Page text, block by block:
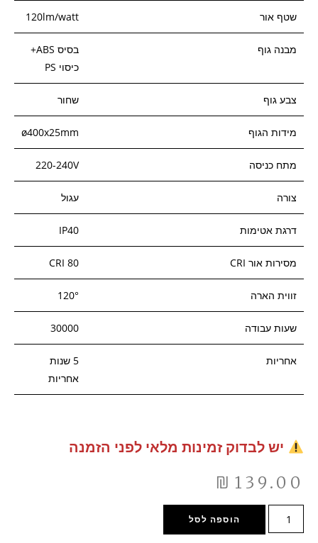
שטף אור 120lm/watt
מבנה גוף
בסיס ABS+
כיסוי PS
צבע גוף שחור
מידות הגוף ø400x25mm
מתח כניסה 220-240V
צורה עגול
דרגת אטימות IP40
מסירות אור CRI CRI 80
זווית הארה 120°
שעות עבודה 30000
אחריות
5 שנות
אחריות
יש לבדוק זמינות מלאי לפני הזמנה
₪ 139.00
הוספה לסל